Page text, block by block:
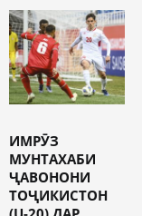
ИМРӮЗ
МУНТАХАБИ
ҶАВОНОНИ
ТОҶИКИСТОН